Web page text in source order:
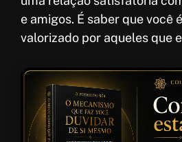
e amigos. É saber que você
valorizado por aqueles que